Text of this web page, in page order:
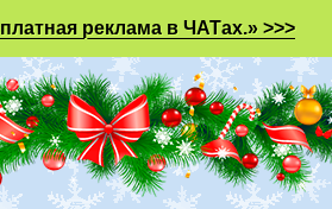
реклама в ЧАТах.» >>>